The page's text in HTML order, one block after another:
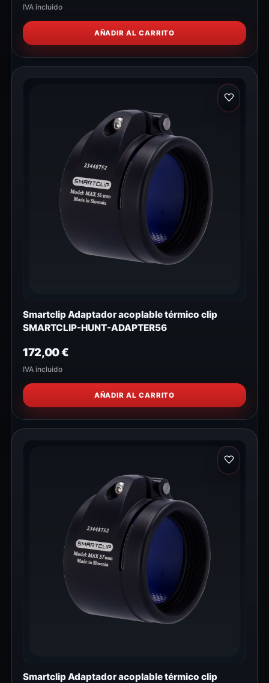
IVA incluido
AÑADIR AL CARRITO
Smartclip Adaptador acoplable térmico clip
SMARTCLIP-HUNT-ADAPTER56
172,00€
IVA incluido
AÑADIR AL CARRITO
Smartclip Adaptador acoplable térmico clip